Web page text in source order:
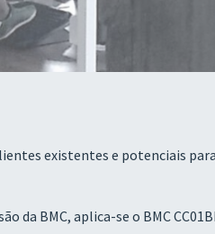
existentes e potenciais
BMC, aplica-se o BMC